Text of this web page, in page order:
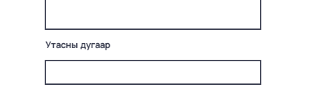
Утасны дугаар